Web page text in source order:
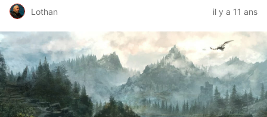
Lothan il y a 11 ans